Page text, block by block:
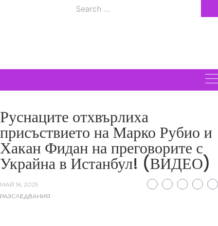
Search
Руснаците отхвърлиха
присъствието на Марко Рубио и
Хакан Фидан на преговорите с
Украйна в Истанбул! (ВИДЕО)
МАЙ 16, 2025
РАЗСЛЕДВАНИЯ